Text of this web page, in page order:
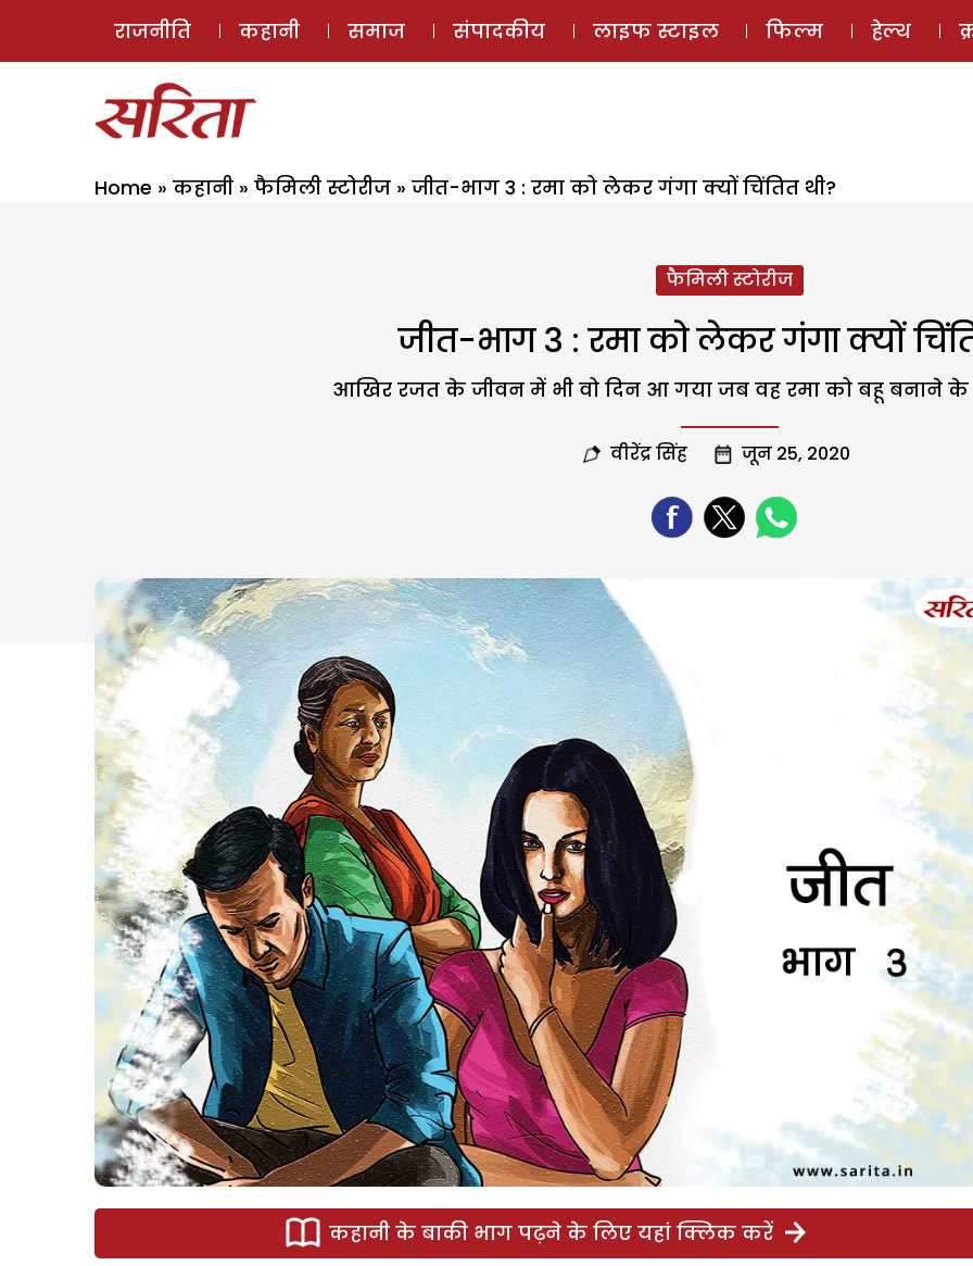
ई-मैगज़ीन
राजनीति कहानी समाज संपादकीय लाइफ स्टाइल फिल्म हेल्थ
Home » कहानी » फैमिली स्टोरीज » जीत-भाग 3 : रमा को लेकर गंगा क्यों चिंतित थी?
फैमिली स्टोरीज
जीत-भाग 3 : रमा को लेकर गंगा क्यों
आखिर रजत के जीवन में भी वो दिन आ गया जब वह रमा को बहू बनाने के
वीरेंद्र सिंह जून 25, 2020
कहानी के बाकी भाग पढ़ने के लिए यहां क्लिक करें